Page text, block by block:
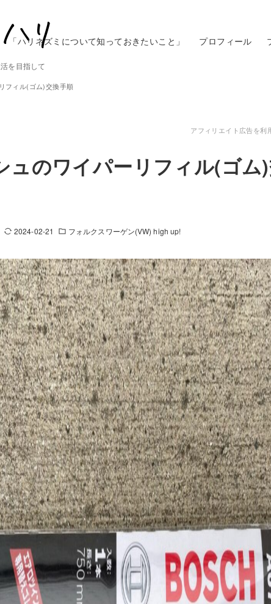
を目指して
「ハリネズミについて知っておきたいこと」 プロフィール
フィル(ゴム)交換手順
アフィリエイト広告を利
ュのワイパーリフィル(ゴム
2024-02-21 フォルクスワーゲン(VW) high up!